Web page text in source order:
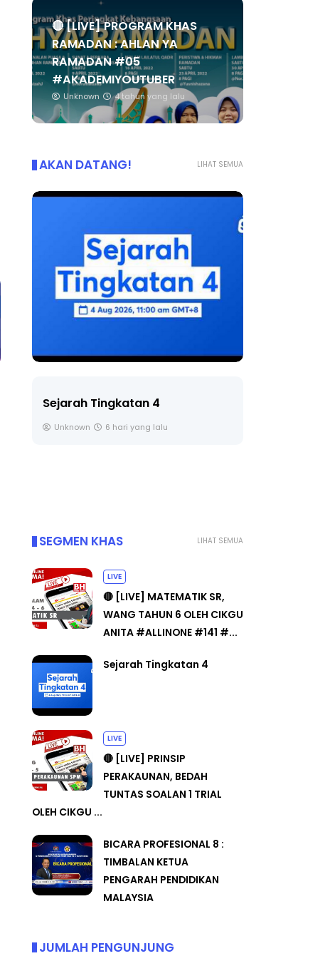
🔴 [LIVE] PROGRAM KHAS
RAMADAN : AHLAN YA
RAMADAN #05
#AKADEMIYOUTUBER
Unknown 4 tahun yang lalu
LIHAT SEMUA
AKAN DATANG!
Sejarah Tingkatan 4
Unknown 6 hari yang lalu
LIHAT SEMUA
SEGMEN KHAS
LIVE
🔴 [LIVE] MATEMATIK SR,
WANG TAHUN 6 OLEH CIKGU
ANITA #ALLINONE #141 #...
Sejarah Tingkatan 4
LIVE
🔴 [LIVE] PRINSIP
PERAKAUNAN, BEDAH
TUNTAS SOALAN 1 TRIAL
OLEH CIKGU ...
BICARA PROFESIONAL 8 :
TIMBALAN KETUA
PENGARAH PENDIDIKAN
MALAYSIA
JUMLAH PENGUNJUNG